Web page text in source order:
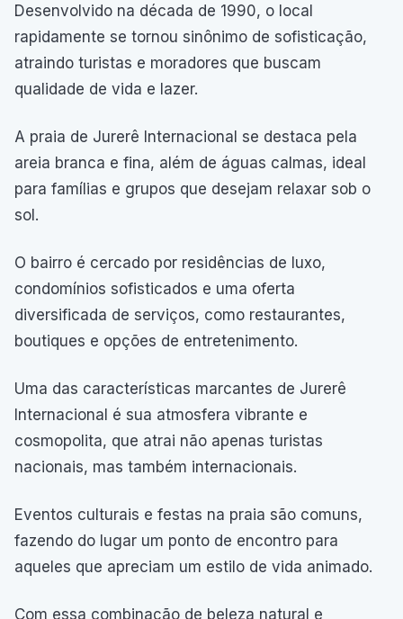
Desenvolvido na década de 1990, o local
rapidamente se tornou sinônimo de sofisticação,
atraindo turistas e moradores que buscam
qualidade de vida e lazer.
A praia de Jurerê Internacional se destaca pela
areia branca e fina, além de águas calmas, ideal
para famílias e grupos que desejam relaxar sob o
sol.
O bairro é cercado por residências de luxo,
condomínios sofisticados e uma oferta
diversificada de serviços, como restaurantes,
boutiques e opções de entretenimento.
Uma das características marcantes de Jurerê
Internacional é sua atmosfera vibrante e
cosmopolita, que atrai não apenas turistas
nacionais, mas também internacionais.
Eventos culturais e festas na praia são comuns,
fazendo do lugar um ponto de encontro para
aqueles que apreciam um estilo de vida animado.
Com essa combinação de beleza natural e